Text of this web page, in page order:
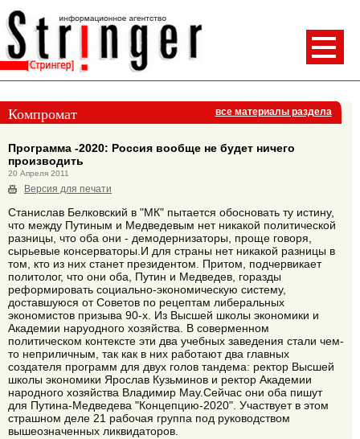
Компромат все материалы раздела
Программа -2020: Россия вообще не будет ничего
производить
20 Апреля 2011
Версия для печати
Станислав Белковский в "МК" пытается обосновать ту истину,
что между Путиным и Медведевым нет никакой политической
разницы, что оба они - демодернизаторы, проще говоря,
сырьевые консерваторы.И для страны нет никакой разницы в
том, кто из них станет президентом. Притом, подчервикает
политолог, что они оба, Путин и Медведев, горазды
реформировать социально-экономическую систему,
доставшуюся от Советов по рецептам либеральных
экономистов призыва 90-х. Из Высшей школы экономики и
Академии наруодного хозяйства. В соверменном
политическом контексте эти два учебных заведения стали чем-
то неприличным, так как в них работают два главных
создателя программ для двух голов тандема: ректор Высшей
школы экономики Ярослав Кузьминов и ректор Академии
народного хозяйства Владимир Мау.Сейчас они оба пишут
для Путина-Медведева "Концепцию-2020". Участвует в этом
страшном деле 21 рабочая группа под руководством
вышеозначенных ликвидаторов.